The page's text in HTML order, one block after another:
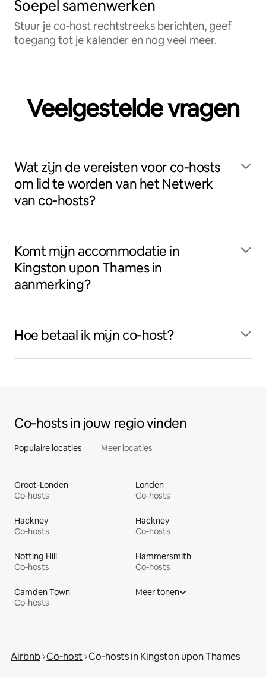
Soepel samenwerken
Stuur je co‑host rechtstreeks berichten, geef
toegang tot je kalender en nog veel meer.
Veelgestelde vragen
Wat zijn de vereisten voor co‑hosts
om lid te worden van het Netwerk
van co‑hosts?
Komt mijn accommodatie in
Kingston upon Thames in
aanmerking?
Hoe betaal ik mijn co‑host?
Co‑hosts in jouw regio vinden
Populaire locaties Meer locaties
Groot-Londen
Co‑hosts
Londen
Co‑hosts
Hackney
Co‑hosts
Hackney
Co‑hosts
Notting Hill
Co‑hosts
Hammersmith
Co‑hosts
Camden Town
Co‑hosts
Meer tonen
Airbnb Co‑host Co‑hosts in Kingston upon Thames